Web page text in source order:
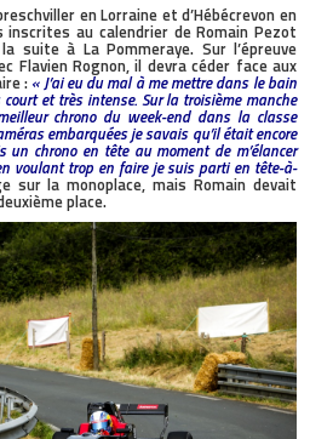
en Lorraine et d’Hébécrevon en
inscrites au calendrier de Romain Pezot
suite à La Pommeraye. Sur l’épreuve
Flavien Rognon, il devra céder face aux
: « J’ai eu du mal à me mettre dans le bain
court et très intense. Sur la troisième manche
chrono du week-end dans la classe
embarquées je savais qu’il était encore
un chrono en tête au moment de m’élancer
voulant trop en faire je suis parti en tête-à-
sur la monoplace, mais Romain devait
place.